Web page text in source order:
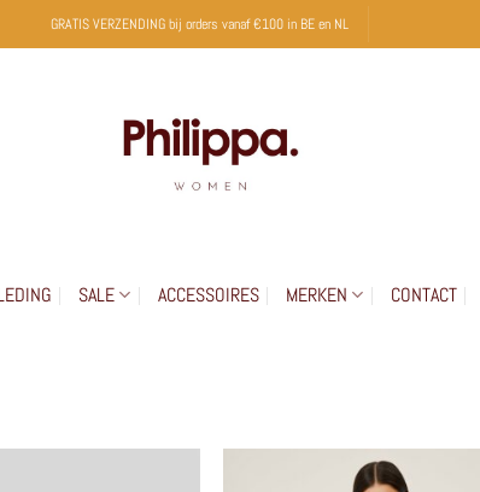
GRATIS VERZENDING bij orders vanaf €100 in BE en NL
SALE ACCESSOIRES MERKEN CONTACT